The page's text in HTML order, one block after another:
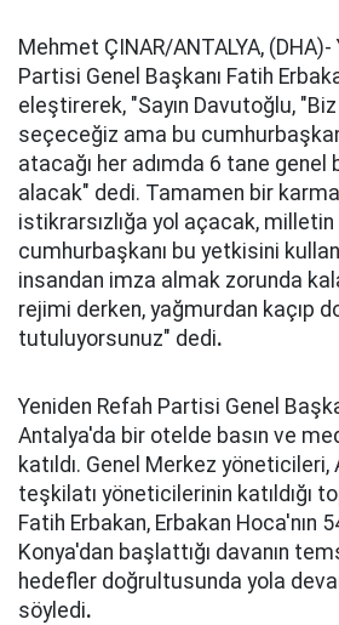
Mehmet ÇINAR/ANTALYA, (DHA)-
Partisi Genel Başkanı Fatih
eleştirerek, "Sayın Davutoğlu,
seçeceğiz ama bu
atacağı her adımda 6 tane
alacak" dedi. Tamamen bir
istikrarsızlığa yol açacak,
cumhurbaşkanı bu yetkisini
insandan imza almak zorunda
rejimi derken, yağmurdan kaçıp
tutuluyorsunuz" dedi.
Yeniden Refah Partisi Genel
Antalya'da bir otelde basın ve
katıldı. Genel Merkez
teşkilatı yöneticilerinin katıldığı
Fatih Erbakan, Erbakan Hoca'nın
Konya'dan başlattığı davanın
hedefler doğrultusunda yola
söyledi.